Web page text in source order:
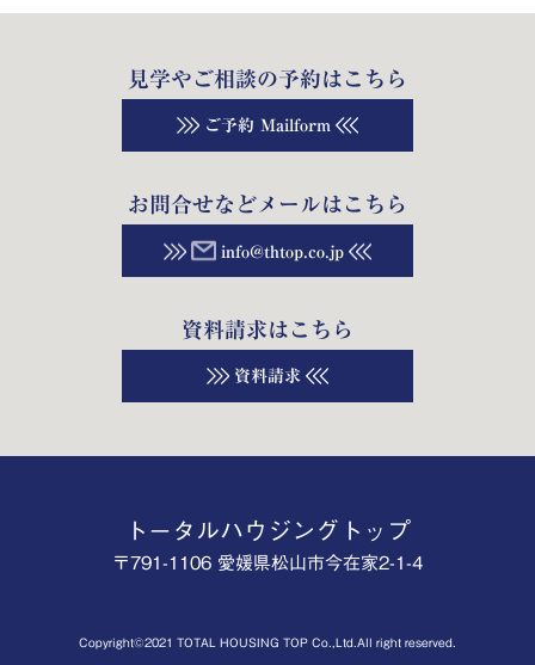
見学やご相談の予約はこちら
ご予約 Mailform
お問合せなどメールはこちら
info@thtop.co.jp
資料請求はこちら
資料請求
トータルハウジングトップ
〒791-1106 愛媛県松山市今在家2-1-4
Copyright©2021 TOTAL HOUSING TOP Co.,Ltd.All right reserved.